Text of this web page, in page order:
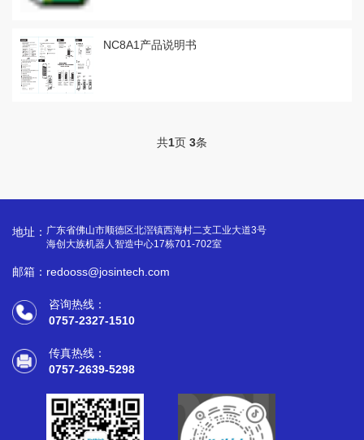
NC8A1产品说明书
共1页 3条
地址： 广东省佛山市顺德区北滘镇西海村二支工业大道3号
海创大族机器人智造中心17栋701-702室
邮箱：redooss@josintech.com
咨询热线：
0757-2327-1510
传真热线：
0757-2639-5298